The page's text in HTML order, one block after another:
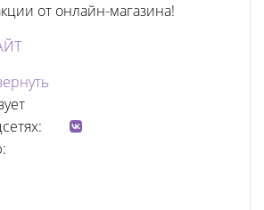
от онлайн-магазина!